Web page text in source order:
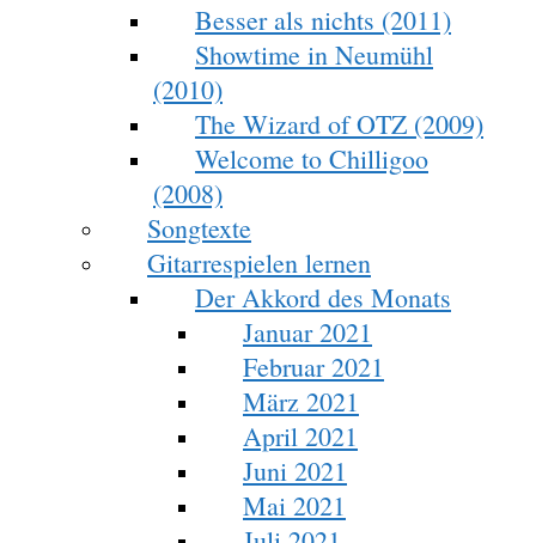
Besser als nichts (2011)
Showtime in Neumühl
(2010)
The Wizard of OTZ (2009)
Welcome to Chilligoo
(2008)
Songtexte
Gitarrespielen lernen
Der Akkord des Monats
Januar 2021
Februar 2021
März 2021
April 2021
Juni 2021
Mai 2021